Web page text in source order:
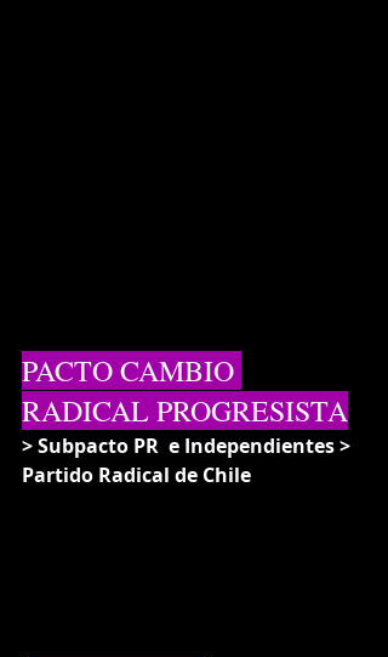
PACTO CAMBIO
RADICAL PROGRESISTA
> Subpacto PR  e Independientes >
Partido Radical de Chile